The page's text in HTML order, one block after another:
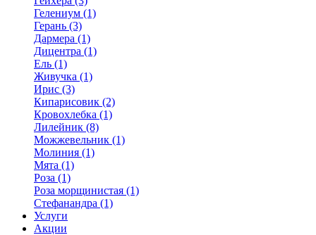
Гелениум (1)
Герань (3)
Дармера (1)
Дицентра (1)
Ель (1)
Живучка (1)
Ирис (3)
Кипарисовик (2)
Кровохлебка (1)
Лилейник (8)
Можжевельник (1)
Молиния (1)
Мята (1)
Роза (1)
Роза морщинистая (1)
Стефанандра (1)
Услуги
Акции